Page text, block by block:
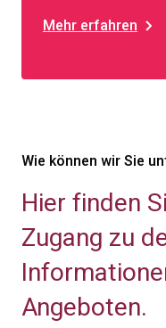
Mehr erfahren
Wie können wir Sie
Hier finden
Zugang zu
Angeboten.